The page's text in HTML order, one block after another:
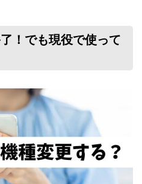
！でも現役で使って